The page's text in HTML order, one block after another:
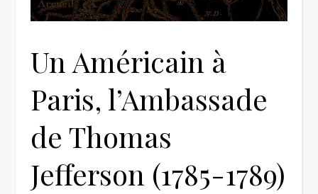
Un Américain à
Paris, l’Ambassade
de Thomas
Jefferson (1785-1789)